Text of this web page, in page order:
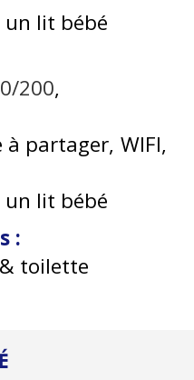
lit bébé
200
à partager WIFI
lit bébé
:
toilette